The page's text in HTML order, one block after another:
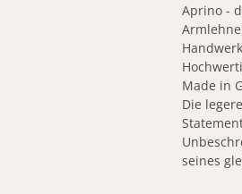
Aprino -
Made in
Die
seines